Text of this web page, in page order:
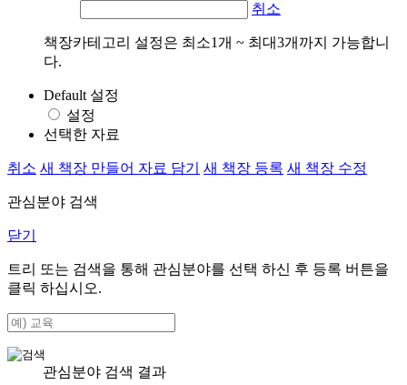
취소
책장카테고리 설정은 최소1개 ~ 최대3개까지 가능합니
다.
Default 설정
설정
선택한 자료
취소 새 책장 만들어 자료 담기 새 책장 등록 새 책장 수정
관심분야 검색
닫기
트리 또는 검색을 통해 관심분야를 선택 하신 후 등록 버튼을
클릭 하십시오.
관심분야 검색 결과